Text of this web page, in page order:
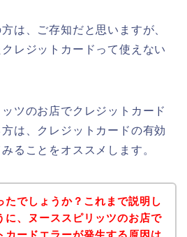
は、ご存知だと思いますが、
レジットカードって使えない
ツのお店でクレジットカード
は、クレジットカードの有効
ることをオススメします。
たでしょうか？これまで説明し
に、ヌーススピリッツのお店で
カードエラーが発生する原因は